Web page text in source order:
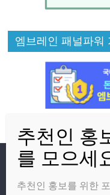
엠브레인 패널파워
방문자
추천인 홍보를 위한